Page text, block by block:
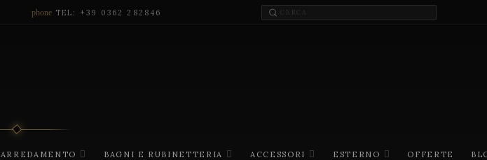
phone TEL: +39 0362 282846
ARREDAMENTO BAGNI E RUBINETTERIA ACCESSORI ESTERNO OFFERTE